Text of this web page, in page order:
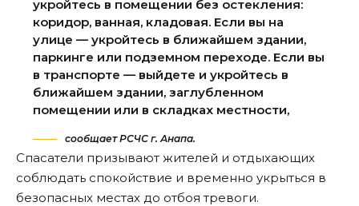
укройтесь в помещении без остекления:
коридор, ванная, кладовая. Если вы на
улице — укройтесь в ближайшем здании,
паркинге или подземном переходе. Если вы
в транспорте — выйдете и укройтесь в
ближайшем здании, заглубленном
помещении или в складках местности,
сообщает РСЧС г. Анапа.
Спасатели призывают жителей и отдыхающих
соблюдать спокойствие и временно укрыться в
безопасных местах до отбоя тревоги.